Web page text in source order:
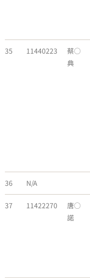
35 11440223
蔡○
典
36 N/A
37 11422270
唐○
諾